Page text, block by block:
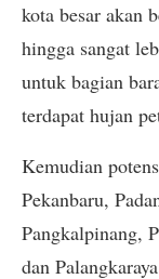
kota besar akan
hingga sangat
untuk bagian
terdapat hujan
Kemudian
Pekanbaru,
Pangkalpinang,
dan